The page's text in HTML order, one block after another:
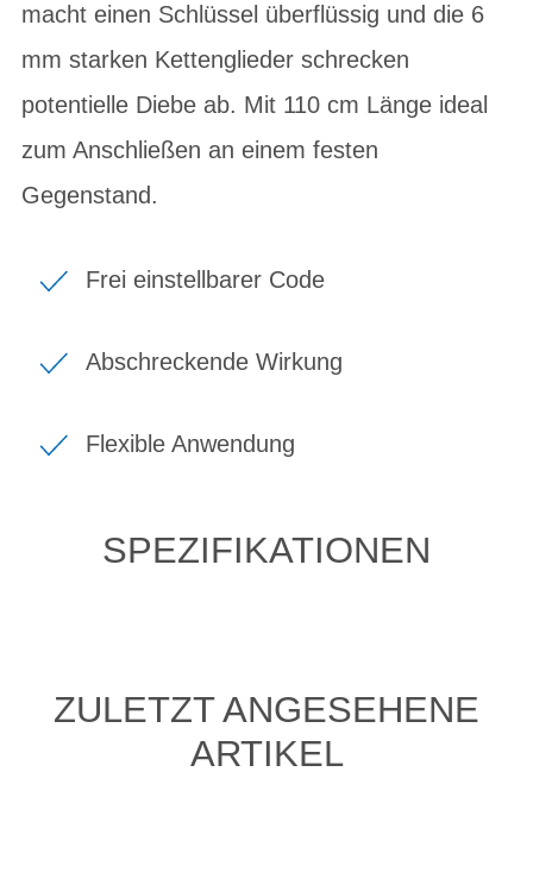
macht einen Schlüssel überflüssig und die 6
mm starken Kettenglieder schrecken
potentielle Diebe ab. Mit 110 cm Länge ideal
zum Anschließen an einem festen
Gegenstand.
Frei einstellbarer Code
Abschreckende Wirkung
Flexible Anwendung
SPEZIFIKATIONEN
ZULETZT ANGESEHENE
ARTIKEL